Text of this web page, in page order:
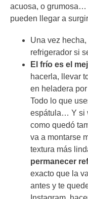
acuosa, o grumosa…
pueden llegar a
Una vez hecha,
refrigerador si
El frío es el
hacerla, llevar
en heladera
Todo lo que
espátula… Y si
como quedó
va a montarse
textura más
permanecer
exacto que la
antes y te